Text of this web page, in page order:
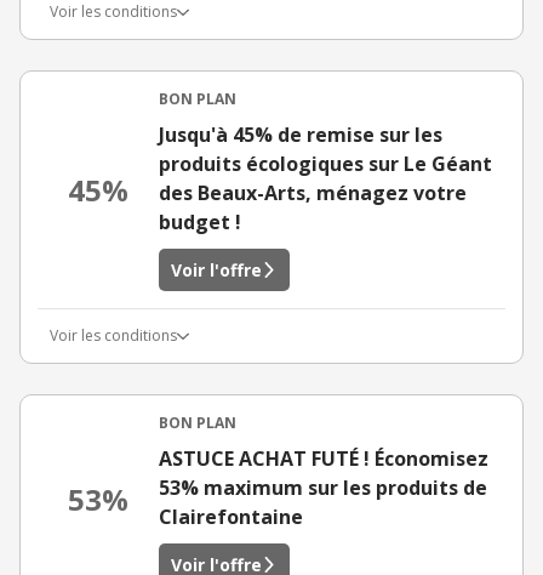
Voir les conditions
45%
BON PLAN
Jusqu'à 45% de remise sur les
produits écologiques sur Le Géant
des Beaux-Arts, ménagez votre
budget !
Voir l'offre
Voir les conditions
53%
BON PLAN
ASTUCE ACHAT FUTÉ ! Économisez
53% maximum sur les produits de
Clairefontaine
Voir l'offre